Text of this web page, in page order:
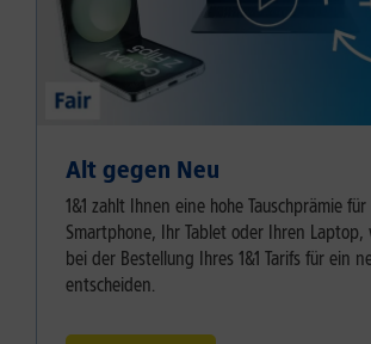
Alt gegen Neu
1&1 zahlt Ihnen eine hohe Tauschprämie
Smartphone, Ihr Tablet oder Ihren Laptop,
bei der Bestellung Ihres 1&1 Tarifs für ein
entscheiden.